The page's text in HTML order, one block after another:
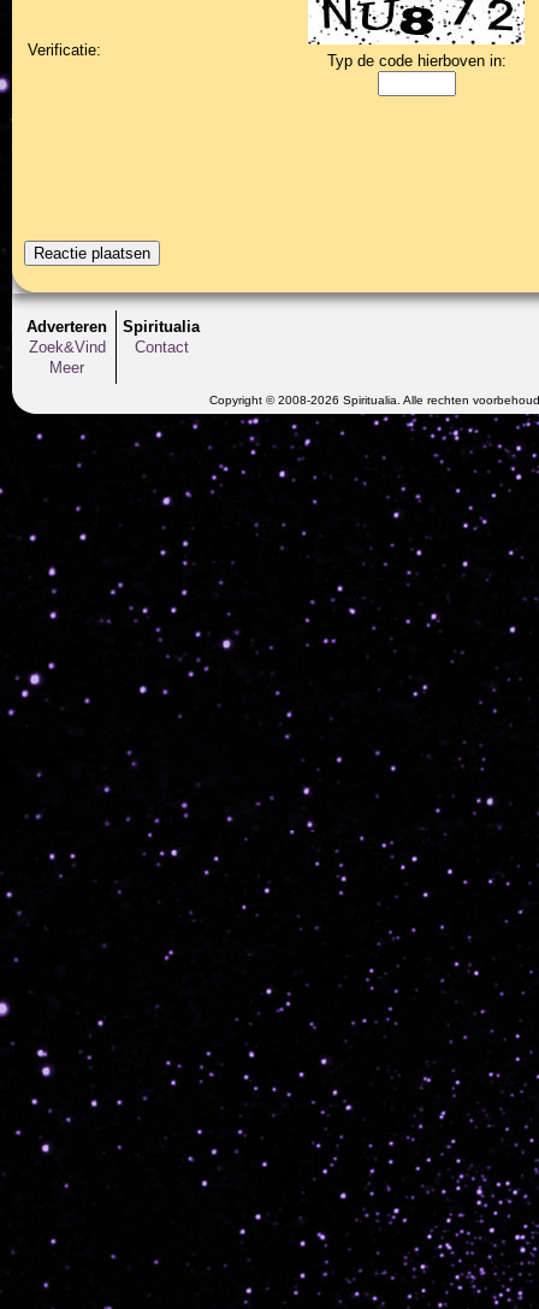
Verificatie:
Typ de code hierboven in:
Adverteren
Zoek&Vind
Meer
Spiritualia
Contact
Copyright © 2008-2026 Spiritualia. Alle rechten